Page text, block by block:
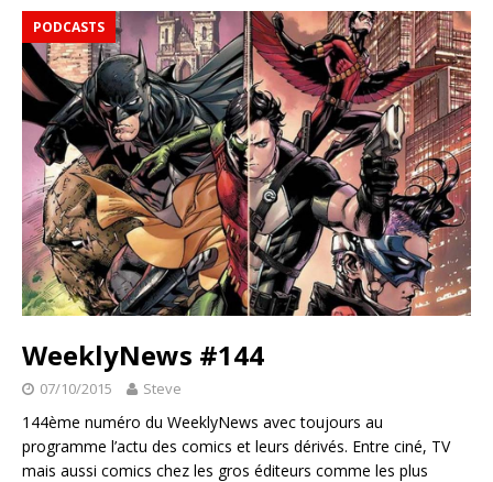
PODCASTS
WeeklyNews #144
07/10/2015 Steve
144ème numéro du WeeklyNews avec toujours au
programme l’actu des comics et leurs dérivés. Entre ciné, TV
mais aussi comics chez les gros éditeurs comme les plus